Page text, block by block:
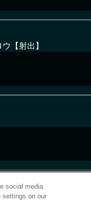
【射出】
social media
settings on our